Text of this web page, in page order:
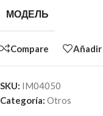
МОДЕЛЬ
Compare
SKU: IM04050
Categoría: Otros